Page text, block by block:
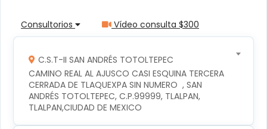
Consultorios Vídeo consulta $300
C.S.T-II SAN ANDRÉS TOTOLTEPEC
CAMINO REAL AL AJUSCO CASI ESQUINA TERCERA
CERRADA DE TLAQUEXPA SIN NUMERO  , SAN
ANDRÉS TOTOLTEPEC, C.P.99999, TLALPAN,
TLALPAN,CIUDAD DE MEXICO